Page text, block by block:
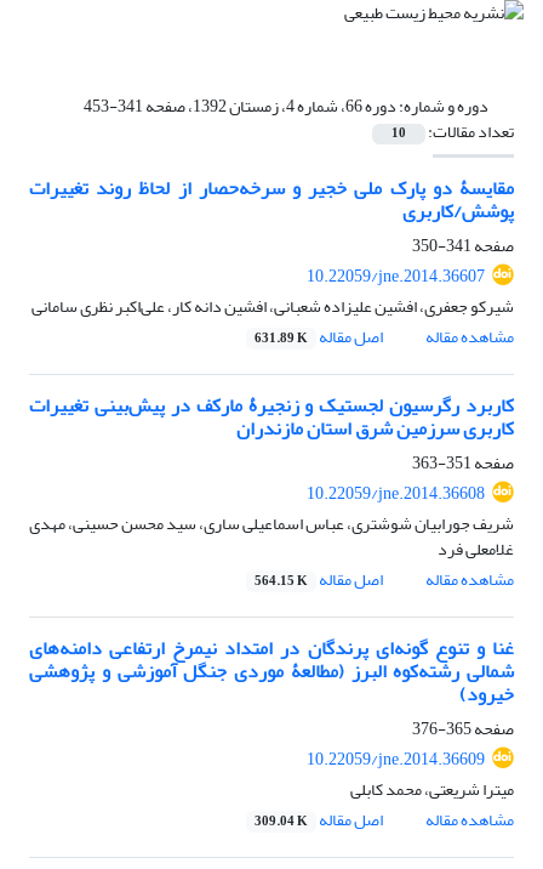
دوره و شماره:دوره 66، شماره 4، زمستان 1392، صفحه 341-453
تعداد مقالات: 10
مقایسۀ دو پارک ملی خجیر و سرخه‌حصار از لحاظ روند تغییرات
پوشش/کاربری
صفحه341-350
10.22059/jne.2014.36607
شیرکو جعفری، افشین علیزاده شعبانی، افشین دانه کار، علی‌اکبر نظری سامانی
مشاهده مقاله
اصل مقاله 631.89 K
کاربرد رگرسیون لجستیک و زنجیرۀ مارکف در پیش‌بینی تغییرات
کاربری سرزمین شرق استان مازندران
صفحه351-363
10.22059/jne.2014.36608
شریف جورابیان شوشتری، عباس اسماعیلی ساری، سید محسن حسینی، مهدی
غلامعلی فرد
مشاهده مقاله
اصل مقاله 564.15 K
غنا و تنوع گونه‌ای پرندگان در امتداد نیمرخ ارتفاعی دامنه‌های
شمالی رشته‌کوه البرز (مطالعۀ موردی جنگل آموزشی و پژوهشی
خیرود)
صفحه365-376
10.22059/jne.2014.36609
میترا شریعتی، محمد کابلی
مشاهده مقاله
اصل مقاله 309.04 K